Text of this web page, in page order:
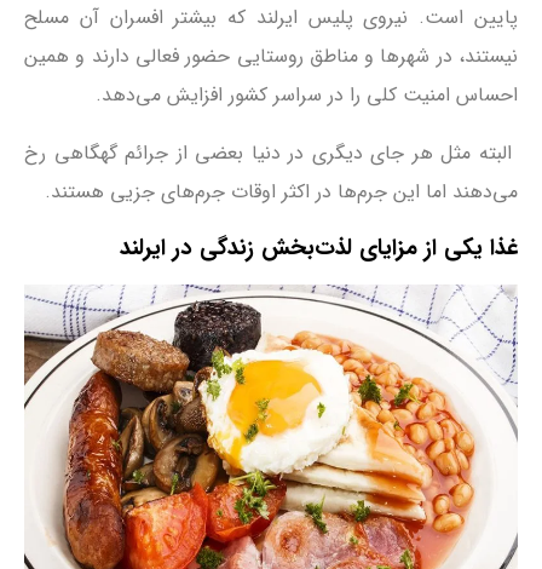
پایین است. نیروی پلیس ایرلند که بیشتر افسران آن مسلح
نیستند، در شهرها و مناطق روستایی حضور فعالی دارند و همین
احساس امنیت کلی را در سراسر کشور افزایش می‌دهد.
البته مثل هر جای دیگری در دنیا بعضی از جرائم گهگاهی رخ
می‌دهند اما این جرم‌ها در اکثر اوقات جرم‌های جزیی هستند.
غذا یکی از مزایای لذت‌بخش زندگی در ایرلند